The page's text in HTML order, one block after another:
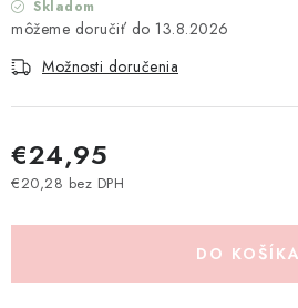
Ako nakupovať Doprava a platba
Podmienky ochrany osobných údajov
Skladom
13.8.2026
Možnosti doručenia
€24,95
€20,28 bez DPH
DO KOŠÍKA